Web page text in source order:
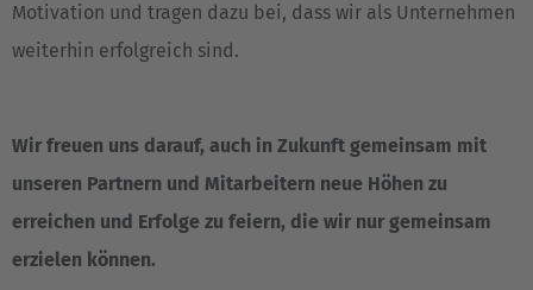
Belgium
Nederlands Français Deutsch
Česká republika
Cesko
Motivation und tragen dazu bei, dass wir als Unternehmen
weiterhin erfolgreich sind.
Wir freuen uns darauf, auch in Zukunft gemeinsam mit
unseren Partnern und Mitarbeitern neue Höhen zu
erreichen und Erfolge zu feiern, die wir nur gemeinsam
erzielen können.